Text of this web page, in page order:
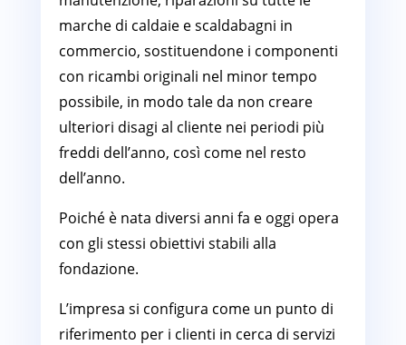
marche di caldaie e scaldabagni in
commercio, sostituendone i componenti
con ricambi originali nel minor tempo
possibile, in modo tale da non creare
ulteriori disagi al cliente nei periodi più
freddi dell’anno, così come nel resto
dell’anno.
Poiché è nata diversi anni fa e oggi opera
con gli stessi obiettivi stabili alla
fondazione.
L’impresa si configura come un punto di
riferimento per i clienti in cerca di servizi